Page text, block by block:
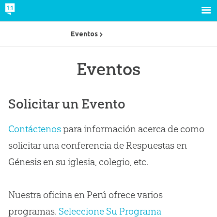
Eventos
Solicitar un Evento
Contáctenospara información acerca de como
solicitar una conferencia de Respuestas en
Génesis en su iglesia, colegio, etc.
Nuestra oficina en Perú ofrece varios
programas. Seleccione Su Programa
Eventos